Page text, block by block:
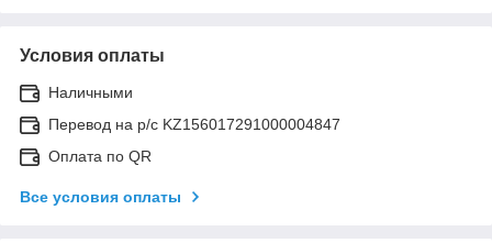
Условия оплаты
Наличными
Перевод на р/с KZ156017291000004847
Оплата по QR
Все условия оплаты